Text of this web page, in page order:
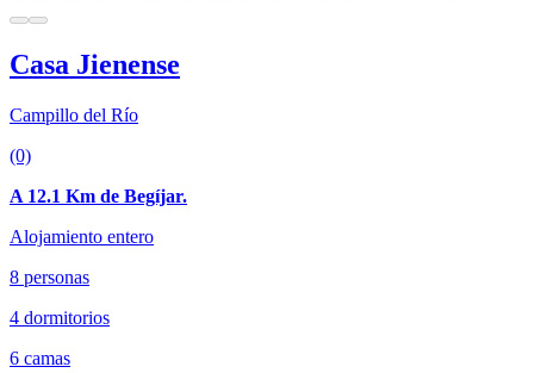
Casa Jienense
Campillo del Río
(0)
A 12.1 Km de Begíjar.
Alojamiento entero
8 personas
4 dormitorios
6 camas